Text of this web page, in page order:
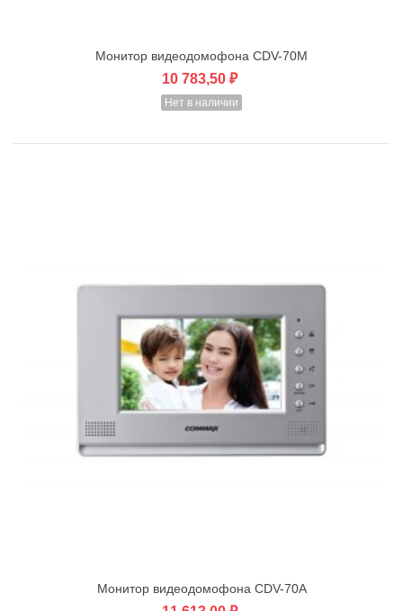
Монитор видеодомофона CDV-70M
10 783,50 ₽
Нет в наличии
Монитор видеодомофона CDV-70A